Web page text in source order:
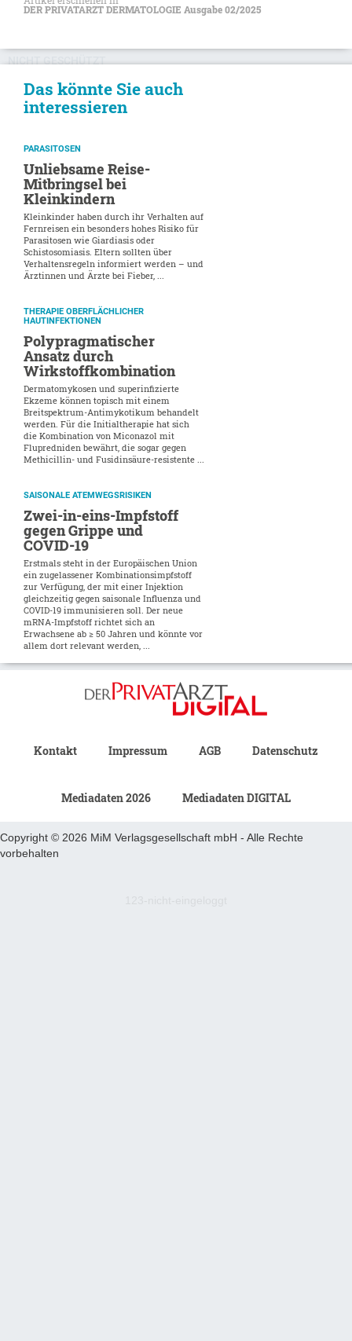
DER PRIVATARZT DERMATOLOGIE Ausgabe 02/2025
NICHT GESCHÜTZT
Das könnte Sie auch
interessieren
PARASITOSEN
Unliebsame Reise-
Mitbringsel bei
Kleinkindern
Kleinkinder haben durch ihr Verhalten auf
Fernreisen ein besonders hohes Risiko für
Parasitosen wie Giardiasis oder
Schistosomiasis. Eltern sollten über
Verhaltensregeln informiert werden – und
Ärztinnen und Ärzte bei Fieber, ...
THERAPIE OBERFLÄCHLICHER
HAUTINFEKTIONEN
Polypragmatischer
Ansatz durch
Wirkstoffkombination
Dermatomykosen und superinfizierte
Ekzeme können topisch mit einem
Breitspektrum-Antimykotikum behandelt
werden. Für die Initialtherapie hat sich
die Kombination von Miconazol mit
Flupredniden bewährt, die sogar gegen
Methicillin- und Fusidinsäure-resistente ...
SAISONALE ATEMWEGSRISIKEN
Zwei-in-eins-Impfstoff
gegen Grippe und
COVID-19
Erstmals steht in der Europäischen Union
ein zugelassener Kombinationsimpfstoff
zur Verfügung, der mit einer Injektion
gleichzeitig gegen saisonale Influenza und
COVID-19 immunisieren soll. Der neue
mRNA-Impfstoff richtet sich an
Erwachsene ab ≥ 50 Jahren und könnte vor
allem dort relevant werden, ...
Kontakt Impressum AGB Datenschutz
Mediadaten 2026 Mediadaten DIGITAL
Copyright © 2026 MiM Verlagsgesellschaft mbH - Alle Rechte
vorbehalten